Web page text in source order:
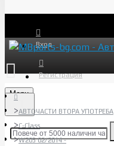
Вход
Регистрация
Menu
АВТОЧАСТИ ВТОРА УПОТРЕБА
C-Class
W205 02/2014 -